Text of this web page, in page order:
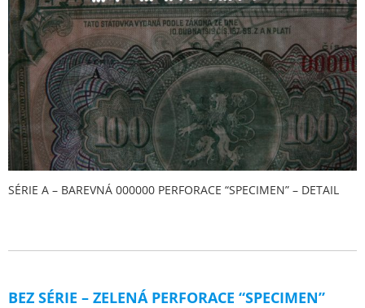
SÉRIE A – BAREVNÁ 000000 PERFORACE “SPECIMEN” – DETAIL
BEZ SÉRIE – ZELENÁ PERFORACE “SPECIMEN”